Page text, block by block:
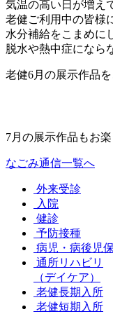
気温の高い日が増え
老健ご利用中の皆様
水分補給をこまめに
脱水や熱中症になら
老健6月の展示作品
7月の展示作品もお
なごみ通信一覧へ
外来受診
入院
健診
予防接種
病児・病後児
通所リハビリ
（デイケア）
老健長期入所
老健短期入所